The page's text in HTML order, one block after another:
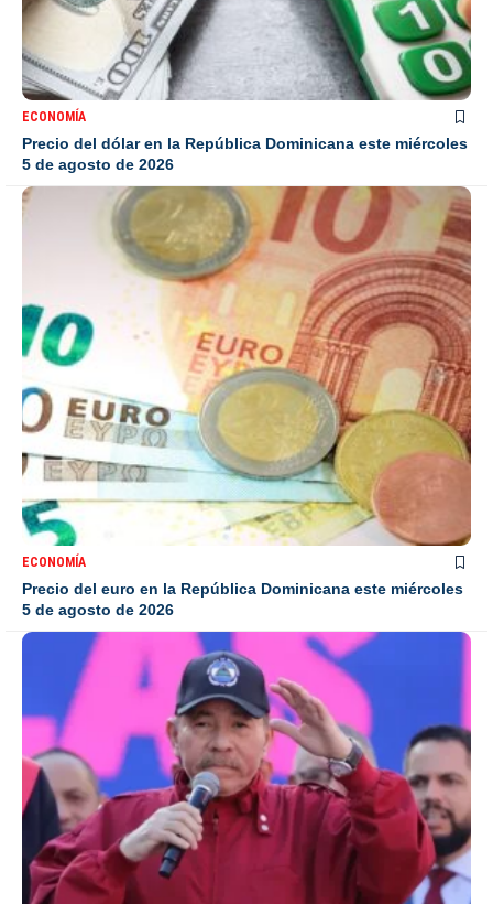
ECONOMÍA
Precio del dólar en la República Dominicana este miércoles
5 de agosto de 2026
ECONOMÍA
Precio del euro en la República Dominicana este miércoles
5 de agosto de 2026